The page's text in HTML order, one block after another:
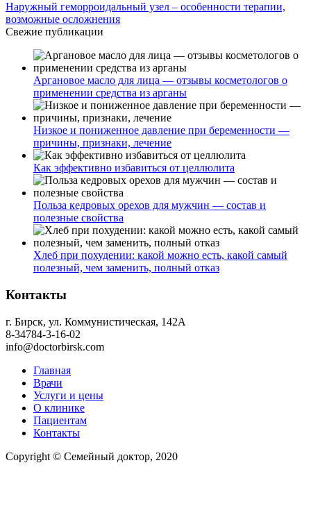
Наружный геморроидальный узел – особенности терапии,
возможные осложнения
Свежие публикации
Аргановое масло для лица — отзывы косметологов о
применении средства из арганы
Низкое и пониженное давление при беременности —
причины, признаки, лечение
Как эффективно избавиться от целлюлита
Польза кедровых орехов для мужчин — состав и
полезные свойства
Хлеб при похудении: какой можно есть, какой самый
полезный, чем заменить, полный отказ
Контакты
г. Бирск, ул. Коммунистическая, 142А
8-34784-3-16-02
info@doctorbirsk.com
Главная
Врачи
Услуги и цены
О клинике
Пациентам
Контакты
Copyright © Семейный доктор, 2020